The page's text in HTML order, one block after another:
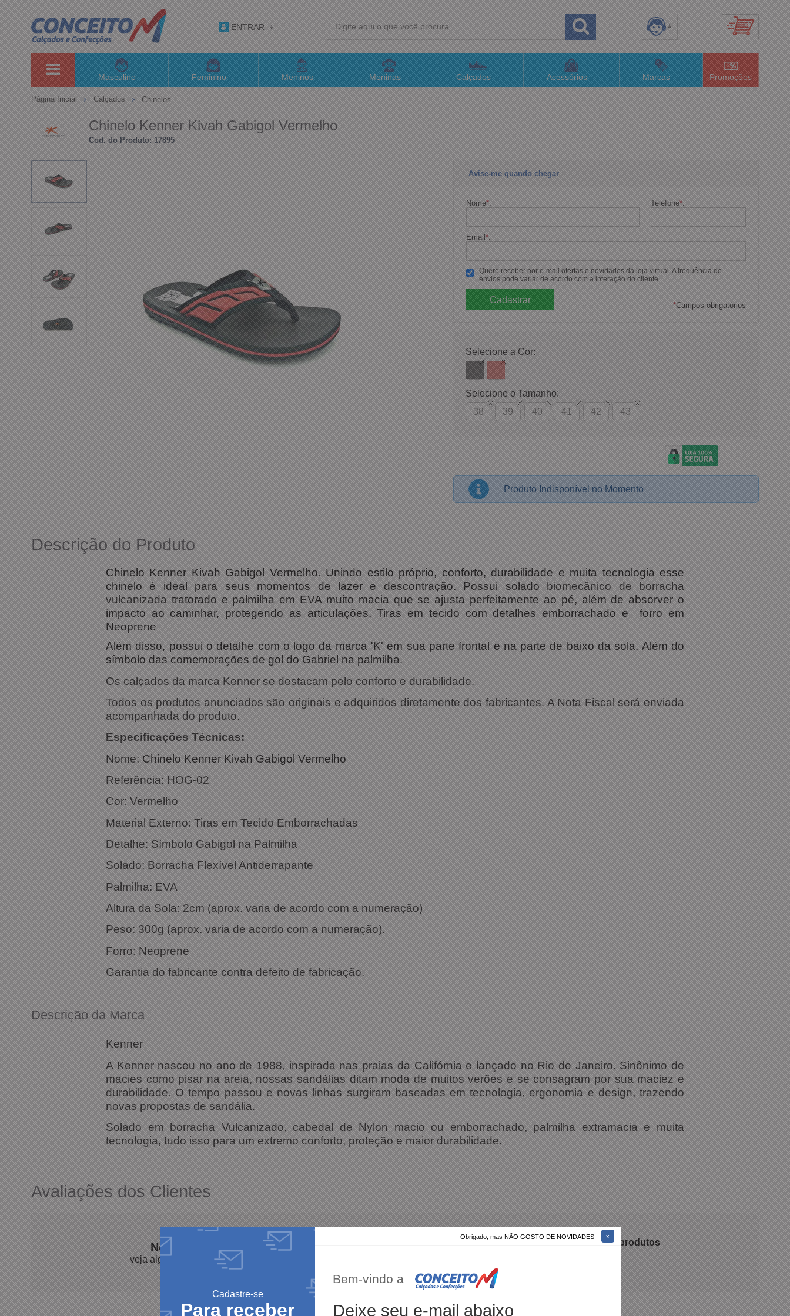
Obrigado, mas NÃO GOSTO DE NOVIDADES
Cadastre-se
Para receber
Bem-vindo a
Deixe seu e-mail abaixo
ENTRAR
(48) 3658-4820
(48)996063435
sac@lojaconceitom.com.br
Atendimento Online
Masculino Feminino Meninos Meninas Calçados Acessórios Marcas Promoções
Página Inicial Calçados Chinelos
Chinelo Kenner Kivah Gabigol Vermelho
Cod. do Produto: 17895
Avise-me quando chegar
Nome*: Telefone*:
Email*:
Quero receber por e-mail ofertas e novidades da loja virtual. A frequência de
envios pode variar de acordo com a interação do cliente.
*Campos obrigatórios
Selecione a Cor:
Selecione o Tamanho:
38
39 40 41 42 43
Produto Indisponível no Momento
Descrição do Produto
Chinelo Kenner Kivah Gabigol Vermelho. Unindo estilo próprio, conforto, durabilidade e muita tecnologia esse
chinelo é ideal para seus momentos de lazer e descontração.Possui soladobiomecânico de borracha
vulcanizadatratorado e palmilha em EVA muito macia que se ajusta perfeitamente ao pé, além de absorver o
impacto ao caminhar, protegendo as articulações. Tiras em tecido com detalhes emborrachado e forro em
Neoprene
Além disso, possui o detalhe com o logo da marca 'K' em sua parte frontal e na parte de baixo da sola. Além do
símbolo das comemorações de gol do Gabriel na palmilha.
Os calçados da marca Kenner se destacam pelo conforto e durabilidade.
Todos os produtos anunciados são originais e adquiridos diretamente dos fabricantes. A Nota Fiscal será enviada
acompanhada do produto.
Especificações Técnicas:
Nome:Chinelo Kenner Kivah Gabigol Vermelho
Referência: HOG-02
Cor: Vermelho
Material Externo: Tiras em Tecido Emborrachadas
Detalhe: Símbolo Gabigol na Palmilha
Solado: Borracha Flexível Antiderrapante
Palmilha: EVA
Altura da Sola: 2cm (aprox. varia de acordo com a numeração)
Peso: 300g (aprox. varia de acordo com a numeração).
Forro: Neoprene
Garantia do fabricante contra defeito de fabricação.
Descrição da Marca
Kenner
A Kenner nasceu no ano de 1988, inspirada nas praias da Califórnia e lançado no Rio de Janeiro. Sinônimo de
macies como pisar na areia, nossas sandálias ditam moda de muitos verões e se consagram por sua maciez e
durabilidade. O tempo passou e novas linhas surgiram baseadas em tecnologia, ergonomia e design, trazendo
novas propostas de sandália.
Solado em borracha Vulcanizado, cabedal de Nylon macio ou emborrachado, palmilha extramacia e muita
tecnologia, tudo isso para um extremo conforto, proteção e maior durabilidade.
Avaliações dos Clientes
Nossos clientes falam por nós!
veja algumas avaliações de produtos da nossa loja.
dos clientes recomendam nossos produtos